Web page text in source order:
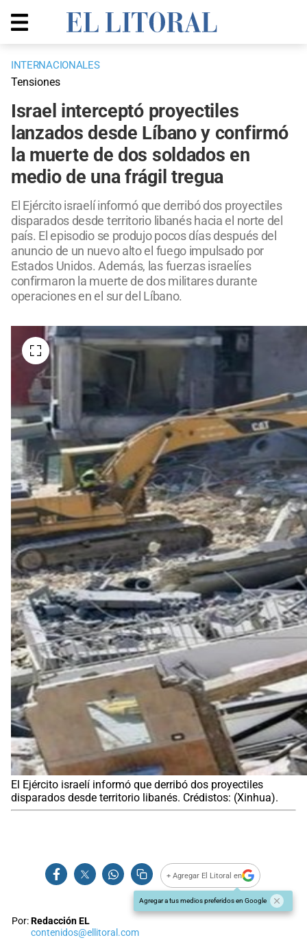
INTERNACIONALES
Tensiones
Israel interceptó proyectiles
lanzados desde Líbano y confirmó
la muerte de dos soldados en
medio de una frágil tregua
El Ejército israelí informó que derribó dos proyectiles
disparados desde territorio libanés hacia el norte del
país. El episodio se produjo pocos días después del
anuncio de un nuevo alto el fuego impulsado por
Estados Unidos. Además, las fuerzas israelíes
confirmaron la muerte de dos militares durante
operaciones en el sur del Líbano.
El Ejército israelí informó que derribó dos proyectiles
disparados desde territorio libanés. Crédistos: (Xinhua).
+ Agregar El Litoral en
Agregar a tus medios preferidos en Google
Por:Redacción EL
contenidos@ellitoral.com